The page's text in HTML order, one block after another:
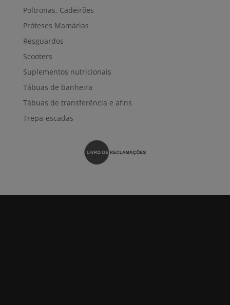
Poltronas, Cadeirões
Próteses Mamárias
Resguardos
Scooters
Suplementos nutricionais
Tábuas de banheira
Tábuas de transferência e afins
Trepa-escadas